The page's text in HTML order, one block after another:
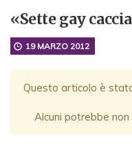
«Sette gay
19 MARZO 2012
Questo articolo è
Alcuni potrebbe